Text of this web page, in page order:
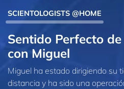
SCIENTOLOGISTS @HOME
Sentido Perfecto
con Miguel
Miguel ha estado dirigiendo su
distancia y ha sido una